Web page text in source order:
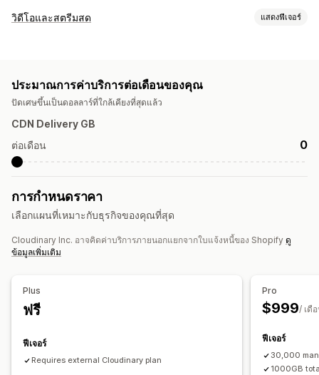
วิดีโอและสตรีมสด แสดงฟีเจอร์
วิดีโอแบบโต้ตอบ
UGC การแชร์ทางโซเชียล
การวิเคราะห์
การแก้ไขวิดีโอ
URL ที่กำหนดเอง
การเปลี่ยนรูปแบบตามการแสดงผลบนมือถือ
ประมาณการค่าบริการต่อเดือนของคุณ
ปัดเศษขึ้นเป็นดอลลาร์ที่ใกล้เคียงที่สุดแล้ว
CDN Delivery GB
ต่อเดือน
0
การกำหนดราคา
เลือกแผนที่เหมาะกับธุรกิจของคุณที่สุด
Cloudinary Inc. อาจคิดค่าบริการภายนอกแยกจากใบแจ้งหนี้ของ Shopify ดู
ข้อมูลเพิ่มเติม
Plus
ฟรี
ฟีเจอร์
Requires external Cloudinary plan
Pro
$999/ เดื
ฟีเจอร์
30,000
1000GB